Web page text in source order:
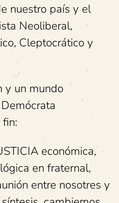
nuestro país y el
Neoliberal,
Cleptocrático y
y un mundo
económica,
en fraternal,
entre nosotres y